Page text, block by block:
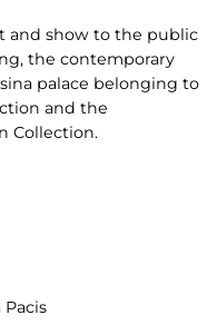
and show to the public
the contemporary
palace belonging to
and the
Collection.
Pacis